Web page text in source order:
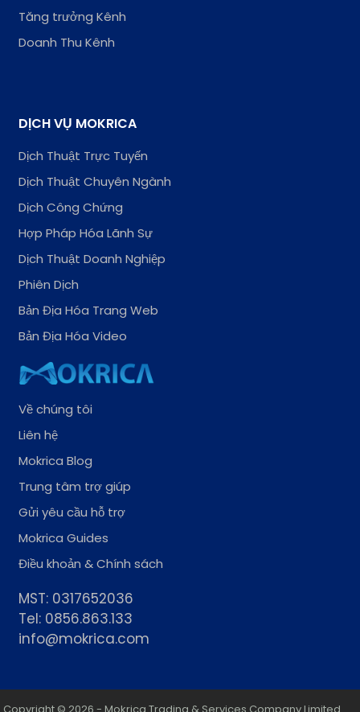
Tăng trưởng Kênh
Doanh Thu Kênh
DỊCH VỤ MOKRICA
Dịch Thuật Trực Tuyến
Dịch Thuật Chuyên Ngành
Dịch Công Chứng
Hợp Pháp Hóa Lãnh Sự
Dịch Thuật Doanh Nghiệp
Phiên Dịch
Bản Địa Hóa Trang Web
Bản Địa Hóa Video
Về chúng tôi
Liên hệ
Mokrica Blog
Trung tâm trợ giúp
Gửi yêu cầu hỗ trợ
Mokrica Guides
Điều khoản & Chính sách
MST: 0317652036
Tel: 0856.863.133
info@mokrica.com
Copyright © 2026 - Mokrica Trading & Services Company Limited.